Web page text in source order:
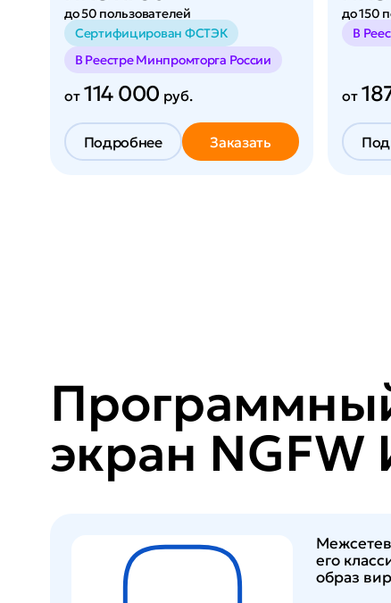
до 50 пользователей
Сертифицирован ФСТЭК
В Реестре Минпромторга России
от 114 000 руб.
Подробнее Заказать
до 150
В
от
экран
его
образ